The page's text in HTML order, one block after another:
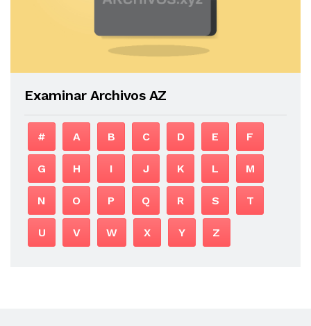
Examinar Archivos AZ
# A B C D E F
G H I J K L M
N O P Q R S T
U V W X Y Z